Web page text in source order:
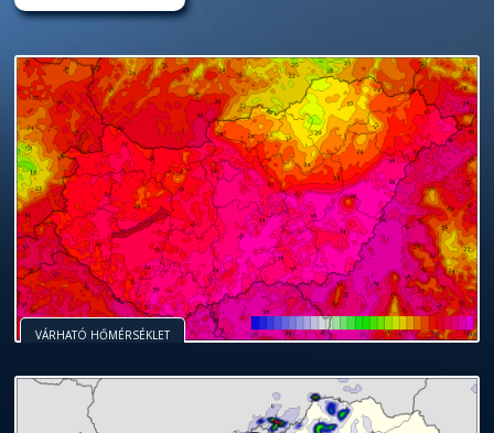
VÁRHATÓ HŐMÉRSÉKLET